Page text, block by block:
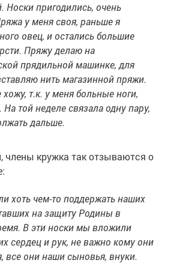
Носки пригодились, очень
у меня своя, раньше я
овец, и остались большие
Пряжу делаю на
прядильной машинке, для
нить магазинной пряжи.
хожу, т.к. у меня больные ноги,
той неделе связала одну пару,
дальше.
члены кружка так отзываются о
хоть чем-то поддержать наших
на защиту Родины в
В эти носки мы вложили
сердец и рук, не важно кому они
все они наши сыновья, внуки.